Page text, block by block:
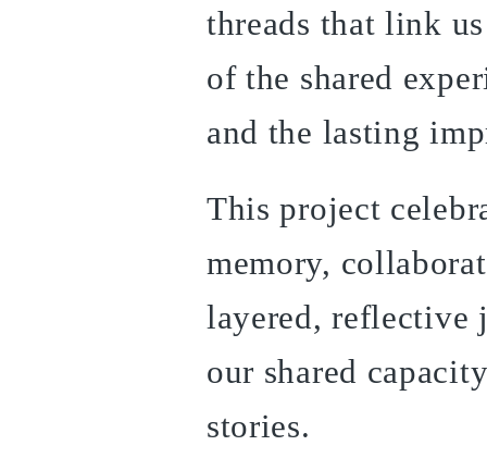
threads that link
of the shared
and the lasting
This project
memory,
layered, reflective
our shared
stories.